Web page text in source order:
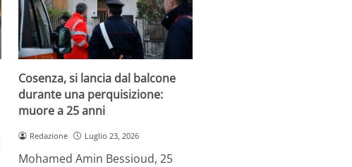
Cosenza, si lancia dal balcone
durante una perquisizione:
muore a 25 anni
Redazione Luglio 23, 2026
Mohamed Amin Bessioud, 25